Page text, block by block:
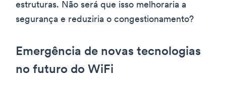
estruturas. Não será que isso melhoraria a
segurança e reduziria o congestionamento?
Emergência de novas tecnologias
no futuro do WiFi